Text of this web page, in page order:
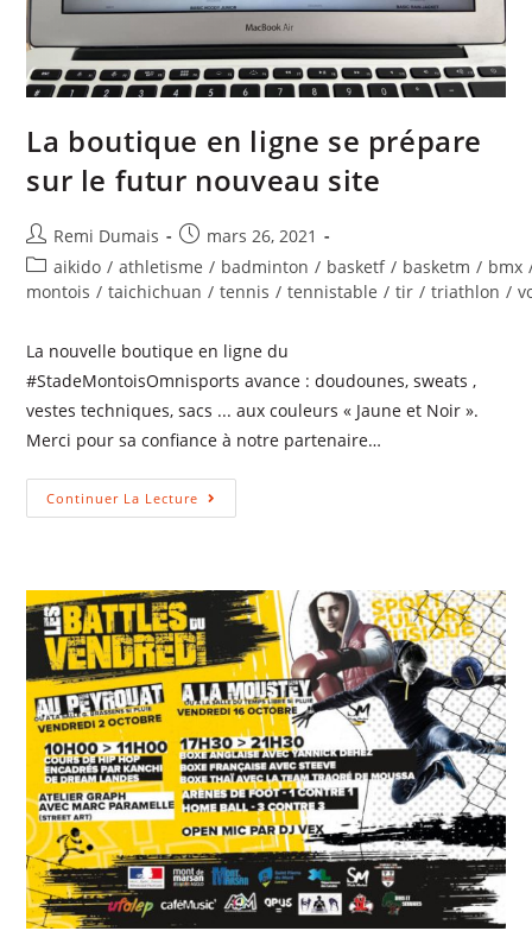
La boutique en ligne se prépare
sur le futur nouveau site
Remi Dumais
mars 26, 2021
aikido / athletisme / badminton / basketf / basketm / bmx
montois / taichichuan / tennis / tennistable / tir / triathlon /
La nouvelle boutique en ligne du
#StadeMontoisOmnisports avance : doudounes, sweats ,
vestes techniques, sacs ... aux couleurs « Jaune et Noir ».
Merci pour sa confiance à notre partenaire…
Continuer La Lecture